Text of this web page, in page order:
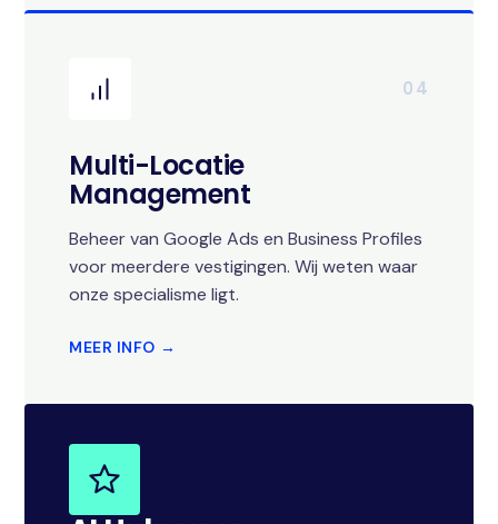
04
Multi-Locatie
Management
Beheer van Google Ads en Business Profiles
voor meerdere vestigingen. Wij weten waar
onze specialisme ligt.
MEER INFO →